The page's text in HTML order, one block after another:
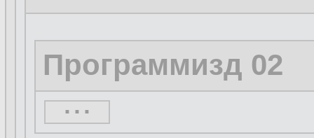
Программизд 02
......